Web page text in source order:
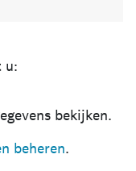
u:
bekijken.
beheren.